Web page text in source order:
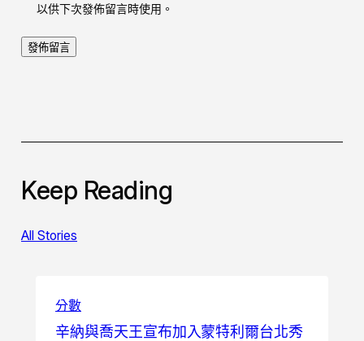
以供下次發佈留言時使用。
Keep Reading
All Stories
分數
辛納與喬天王宣布加入蒙特利爾台北秀